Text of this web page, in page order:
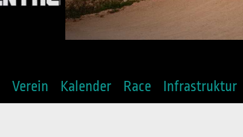
Verein Kalender Race Infrastruktur